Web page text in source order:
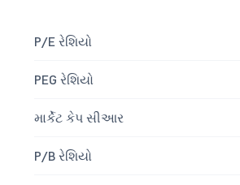
P/E રેશિયો
PEG રેશિયો
માર્કેટ કેપ સીઆર
P/B રેશિયો